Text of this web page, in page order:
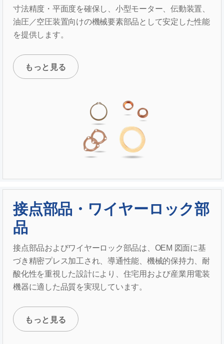
寸法精度・平面度を確保し、小型モーター、伝動装置、
油圧／空圧装置向けの機械要素部品として安定した性能
を提供します。
もっと見る
接点部品・ワイヤーロック部
品
接点部品およびワイヤーロック部品は、OEM 図面に基
づき精密プレス加工され、導通性能、機械的保持力、耐
酸化性を重視した設計により、住宅用および産業用電装
機器に適した品質を実現しています。
もっと見る